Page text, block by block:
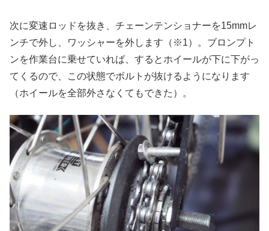
次に変速ロッドを抜き、チェーンテンショナーを15mmレ
ンチで外し、ワッシャーを外します（※1）。ブロンプト
ンを作業台に乗せていれば、するとホイールが下に下がっ
てくるので、この状態でボルトが抜けるようになります
（ホイールを全部外さなくてもできた）。